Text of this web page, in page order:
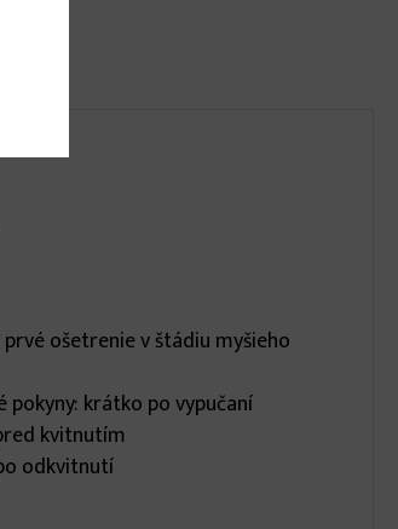
ošetrenie v štádiu myšieho
krátko po vypučaní
kvitnutím
odkvitnutí